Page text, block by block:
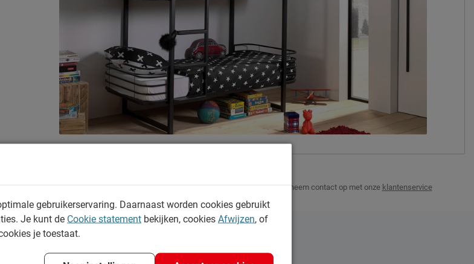
Goed om te weten
Onderhoud
Afnemen met een vochtig doekje
Garantie
2 jaar garantie volgens CBW voorwaarden
Montage
niet inbegrepen
Duurzaamheid
Naam
x 200 cm, zwart) is geldig tot en met zondag 30 augustus 2026 In geval van vragen, neem contact op met onze klantenservice
gebruikerservaring. Daarnaast worden cookies gebruikt
Je kunt de Cookie statement bekijken, cookies Afwijzen, of
je toestaat.